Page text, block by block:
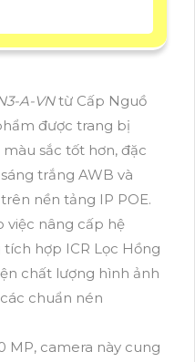
A-VNtừ Cấp Nguồ
được trang bị
sắc tốt hơn, đặc
trắng AWB và
nền tảng IP POE.
việc nâng cấp hệ
hợp ICR Lọc Hồng
chất lượng hình ảnh
chuẩn nén
MP, camera này cung